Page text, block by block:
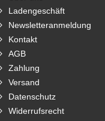
Ladengeschäft
Newsletteranmeldung
Kontakt
AGB
Zahlung
Versand
Datenschutz
Widerrufsrecht